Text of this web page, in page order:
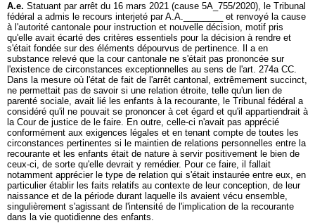
A.e. Statuant par arrêt du 16 mars 2021 (cause 5A_755/2020), le Tribunal
fédéral a admis le recours interjeté par A.A.________ et renvoyé la cause
à l'autorité cantonale pour instruction et nouvelle décision, motif pris
qu'elle avait écarté des critères essentiels pour la décision à rendre et
s'était fondée sur des éléments dépourvus de pertinence. Il a en
substance relevé que la cour cantonale ne s'était pas prononcée sur
l'existence de circonstances exceptionnelles au sens de l'art. 274a CC.
Dans la mesure où l'état de fait de l'arrêt cantonal, extrêmement succinct,
ne permettait pas de savoir si une relation étroite, telle qu'un lien de
parenté sociale, avait lié les enfants à la recourante, le Tribunal fédéral a
considéré qu'il ne pouvait se prononcer à cet égard et qu'il appartiendrait à
la Cour de justice de le faire. En outre, celle-ci n'avait pas apprécié
conformément aux exigences légales et en tenant compte de toutes les
circonstances pertinentes si le maintien de relations personnelles entre la
recourante et les enfants était de nature à servir positivement le bien de
ceux-ci, de sorte qu'elle devrait y remédier. Pour ce faire, il fallait
notamment apprécier le type de relation qui s'était instaurée entre eux, en
particulier établir les faits relatifs au contexte de leur conception, de leur
naissance et de la période durant laquelle ils avaient vécu ensemble,
singulièrement s'agissant de l'intensité de l'implication de la recourante
dans la vie quotidienne des enfants.